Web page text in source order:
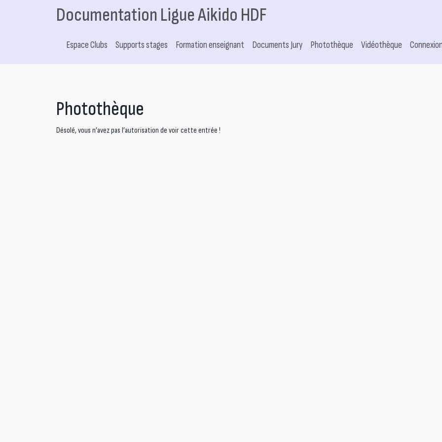
Documentation Ligue Aikido HDF
Espace Clubs Supports stages Formation enseignant Documents Jury Photothèque Vidéothèque
Photothèque
Désolé, vous n’avez pas l’autorisation de voir cette entrée !